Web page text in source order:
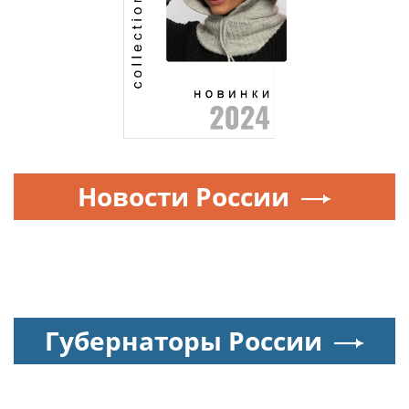
Новости России
Губернаторы России